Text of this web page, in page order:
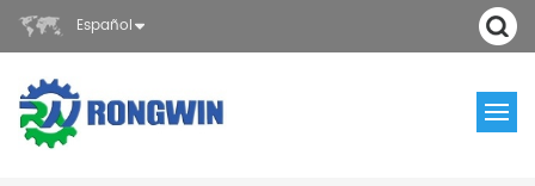
Español